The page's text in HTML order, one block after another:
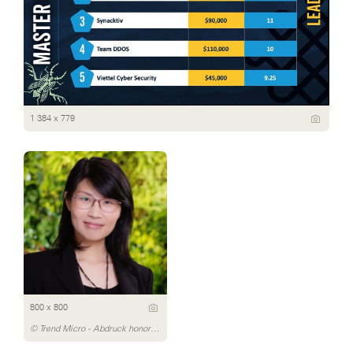
1 384 x 779
800 x 800
© Trend Micro - Abdruck honorarfrei